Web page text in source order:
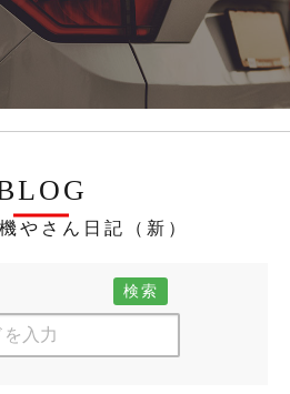
やさん日記（新）
検索